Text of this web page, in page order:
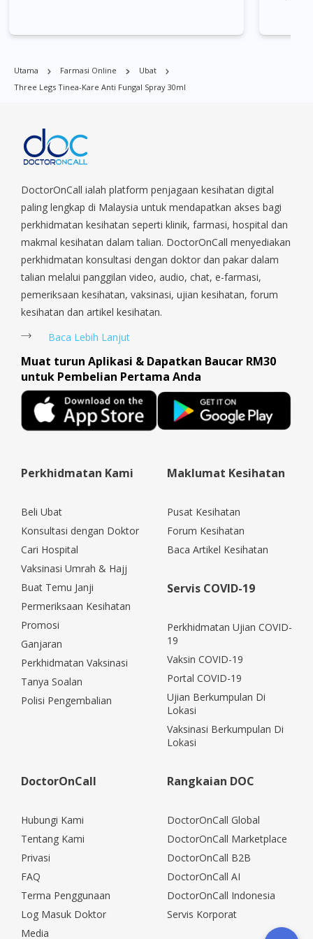
Commonwealt, City Hall, Clarke Quay, Changi Airport, Changi
Village, Clementi Park, Dairy Farm, Eunos, East Coast, Farrer
Parade, Marina, Macpherson, Mandai, Newton, Novena,
Orchard, Pasir Ris, Punggol, Potong Pasir, Paya Lebar,
Sengkang, Serangoon, Serangoon Rd, Seletar, Tampines, Toa
Payoh, Tanjong Pagar, Telok Blangah, Tanglin, Thomson, Tuas,
Tengah, Upper East Coast, Upper Bukit Timah, Upper Thomson,
Woodlands, West Coast, Yishun, Yio Chu Kang.
Utama Farmasi Online
Ubat
Three Legs Tinea-Kare Anti Fungal Spray 30ml
DoctorOnCall ialah platform penjagaan kesihatan digital
paling lengkap di Malaysia untuk mendapatkan akses bagi
perkhidmatan kesihatan seperti klinik, farmasi, hospital dan
makmal kesihatan dalam talian. DoctorOnCall menyediakan
perkhidmatan konsultasi dengan doktor dan pakar dalam
talian melalui panggilan video, audio, chat, e-farmasi,
pemeriksaan kesihatan, vaksinasi, ujian kesihatan, forum
kesihatan dan artikel kesihatan.
Baca Lebih Lanjut
Muat turun Aplikasi & Dapatkan Baucar RM30
untuk Pembelian Pertama Anda
Perkhidmatan Kami
Beli Ubat
Konsultasi dengan Doktor
Cari Hospital
Vaksinasi Umrah & Hajj
Buat Temu Janji
Permeriksaan Kesihatan
Promosi
Ganjaran
Perkhidmatan Vaksinasi
Tanya Soalan
Polisi Pengembalian
Maklumat Kesihatan
Pusat Kesihatan
Forum Kesihatan
Baca Artikel Kesihatan
Servis COVID-19
Perkhidmatan Ujian COVID-
19
Vaksin COVID-19
Portal COVID-19
Ujian Berkumpulan Di
Lokasi
Vaksinasi Berkumpulan Di
Lokasi
DoctorOnCall
Hubungi Kami
Tentang Kami
Privasi
FAQ
Terma Penggunaan
Log Masuk Doktor
Media
Rangkaian DOC
DoctorOnCall Global
DoctorOnCall Marketplace
DoctorOnCall B2B
DoctorOnCall AI
DoctorOnCall Indonesia
Servis Korporat